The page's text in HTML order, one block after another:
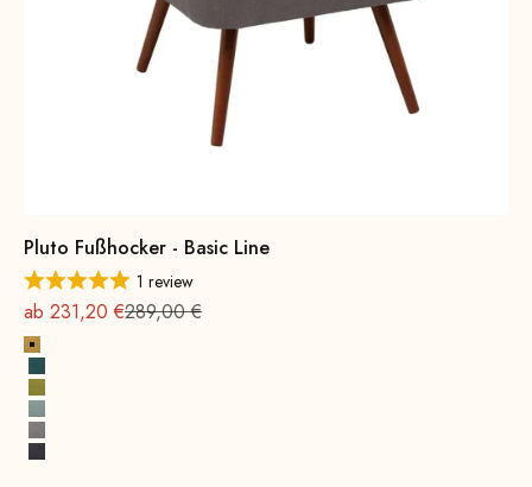
Pluto Fußhocker - Basic Line
1 review
Angebot
ab 231,20 €Regulärer Preis
289,00 €
Gelb
Petrol
Senfgrün
Wassergrün
Grau
Dunkelgrau